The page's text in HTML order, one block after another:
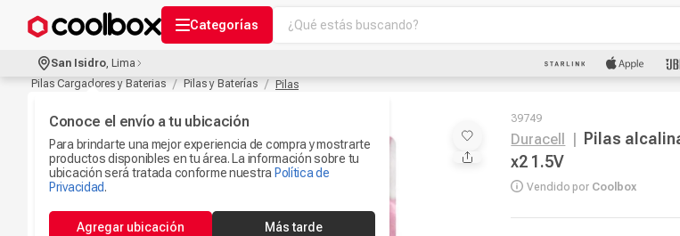
Categorías
¿Qué estás buscando?
1.
3.
Ipad
Ps5
Microfono
San Isidro, Lima
Conoce el envío a tu ubicación
Para brindarte una mejor experiencia de compra y mostrarte
productos disponibles en tu área. La información sobre tu
ubicación será tratada conforme nuestra Política de
Privacidad.
Agregar ubicación Más tarde
Pilas Cargadores y Baterias
Pilas y Baterías Pilas
39749
Duracell
Pilas
x2 1.5V
Vendido por Coolbox